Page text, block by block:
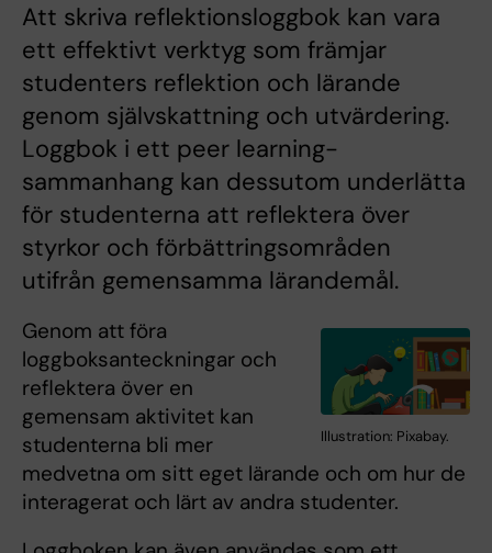
Att skriva reflektionsloggbok kan vara
ett effektivt verktyg som främjar
studenters reflektion och lärande
genom självskattning och utvärdering.
Loggbok i ett peer learning-
sammanhang kan dessutom underlätta
för studenterna att reflektera över
styrkor och förbättringsområden
utifrån gemensamma lärandemål.
Illustration: Pixabay.
Genom att föra
loggboksanteckningar och
reflektera över en
gemensam aktivitet kan
studenterna bli mer
medvetna om sitt eget lärande och om hur de
interagerat och lärt av andra studenter.